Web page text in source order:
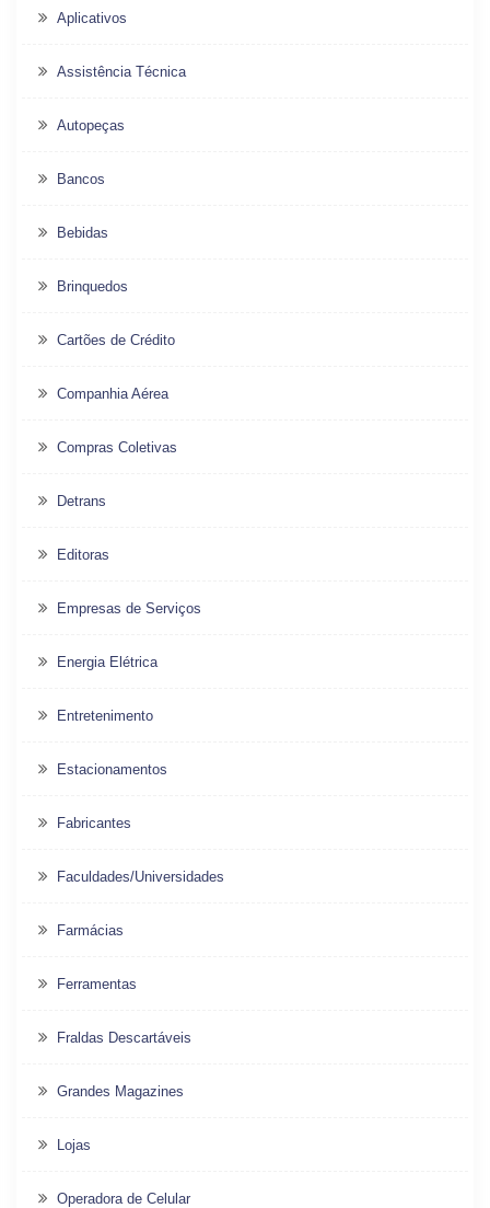
Aplicativos
Assistência Técnica
Autopeças
Bancos
Bebidas
Brinquedos
Cartões de Crédito
Companhia Aérea
Compras Coletivas
Detrans
Editoras
Empresas de Serviços
Energia Elétrica
Entretenimento
Estacionamentos
Fabricantes
Faculdades/Universidades
Farmácias
Ferramentas
Fraldas Descartáveis
Grandes Magazines
Lojas
Operadora de Celular